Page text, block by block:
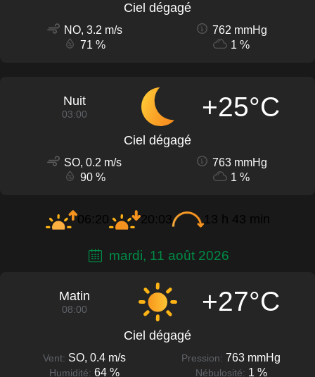
Ciel dégagé
NO, 3.2 m/s
762 mmHg
71 %
1 %
Nuit
03:00 +25°C
Ciel dégagé
SO, 0.2 m/s
763 mmHg
90 %
1 %
06:20 20:03 13 h 43 min
mardi, 11 août 2026
Matin
08:00 +27°C
Ciel dégagé
Vent: SO, 0.4 m/s Pression: 763 mmHg
Humidité: 64 % Nébulosité: 1 %